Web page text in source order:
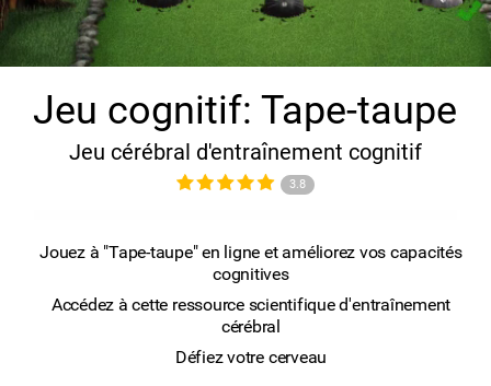
Jeu cognitif: Tape-taupe
Jeu cérébral d'entraînement cognitif
3.8
Jouez à "Tape-taupe" en ligne et améliorez vos capacités
cognitives
Accédez à cette ressource scientifique d'entraînement
cérébral
Défiez votre cerveau